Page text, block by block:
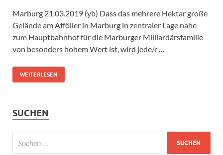
Marburg 21.03.2019 (yb) Dass das mehrere Hektar große
Gelände am Afföller in Marburg in zentraler Lage nahe
zum Hauptbahnhof für die Marburger Milliardärsfamilie
von besonders hohem Wert ist, wird jede/r …
WEITERLESEN
SUCHEN